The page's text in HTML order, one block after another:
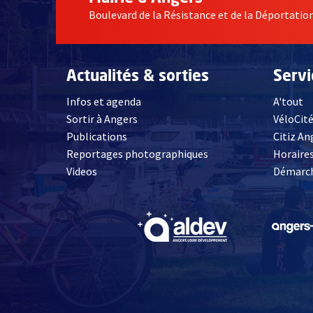
Boulevard de la Résistance et de la Déportation
Actualités & sorties
Infos et agenda
Sortir à Angers
Publications
Reportages photographiques
Videos, Ouvre une nouvelle fenêtre
A'tout
VéloCité
Citiz
, Ouvre une